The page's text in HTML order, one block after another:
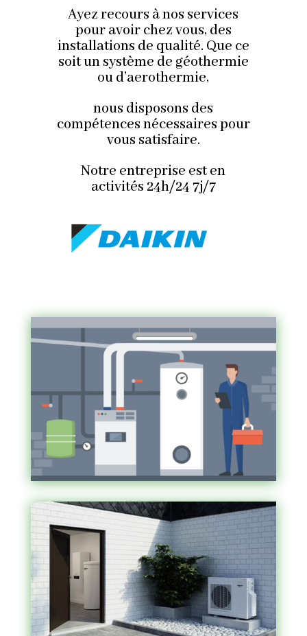
Ayez recours à nos services
pour avoir chez vous, des
installations de qualité. Que ce
soit un système de géothermie
ou d’aerothermie,
nous disposons des
compétences nécessaires pour
vous satisfaire.
Notre entreprise est en
activités 24h/24 7j/7